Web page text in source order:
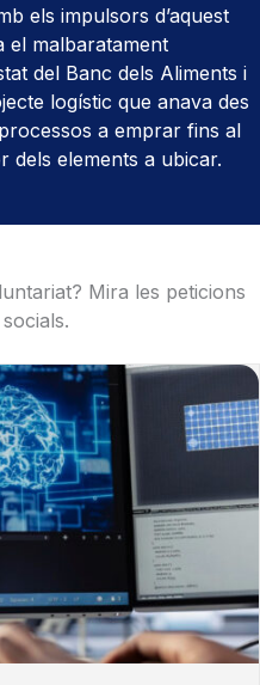
els impulsors d’aquest
el malbaratament
del Banc dels Aliments i
logístic que anava des
a emprar fins al
dels elements a ubicar.
Mira les peticions